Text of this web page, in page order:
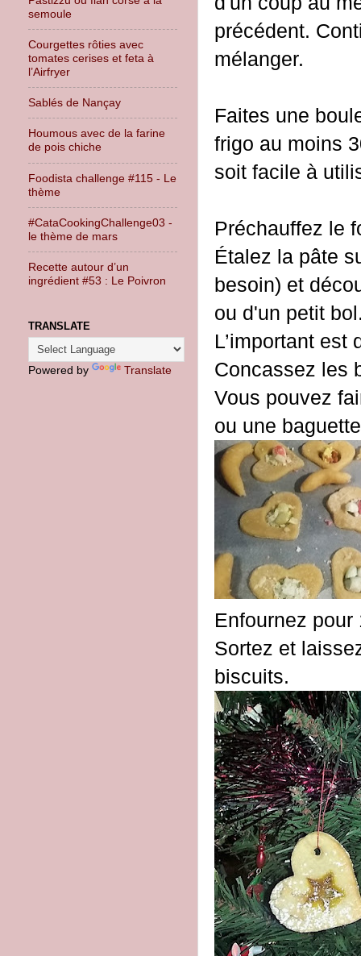
précédent.
mélanger.
Faites une
frigo au moins
soit facile à
Préchauffez le
Étalez la pâte
besoin) et
ou d'un petit
L’important
Concassez les
Vous pouvez
ou une
Enfournez
Sortez et
biscuits.
semoule
Courgettes rôties avec
tomates cerises et feta à
l’Airfryer
Sablés de Nançay
Houmous avec de la farine
de pois chiche
Foodista challenge #115 - Le
thème
#CataCookingChallenge03 -
le thème de mars
Recette autour d’un
ingrédient #53 : Le Poivron
TRANSLATE
Powered by Translate